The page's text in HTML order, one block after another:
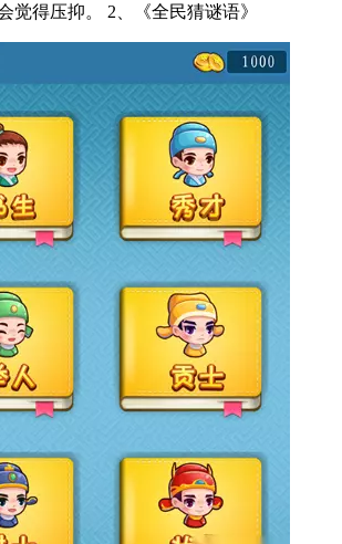
接触不同词组也不会觉得压抑。 2、《全民猜谜语》